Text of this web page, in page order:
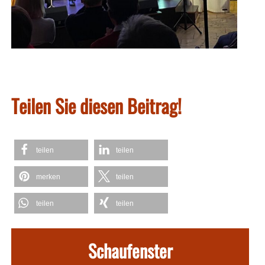
Teilen Sie diesen Beitrag!
teilen teilen
merken teilen
teilen teilen
Schaufenster